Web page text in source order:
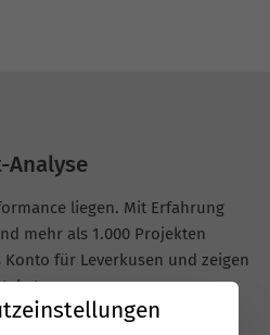
Analyse
liegen. Mit Erfahrung
mehr als 1.000 Projekten
für Leverkusen und zeigen